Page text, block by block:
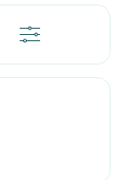
Preis
Rabatt
Name
Name